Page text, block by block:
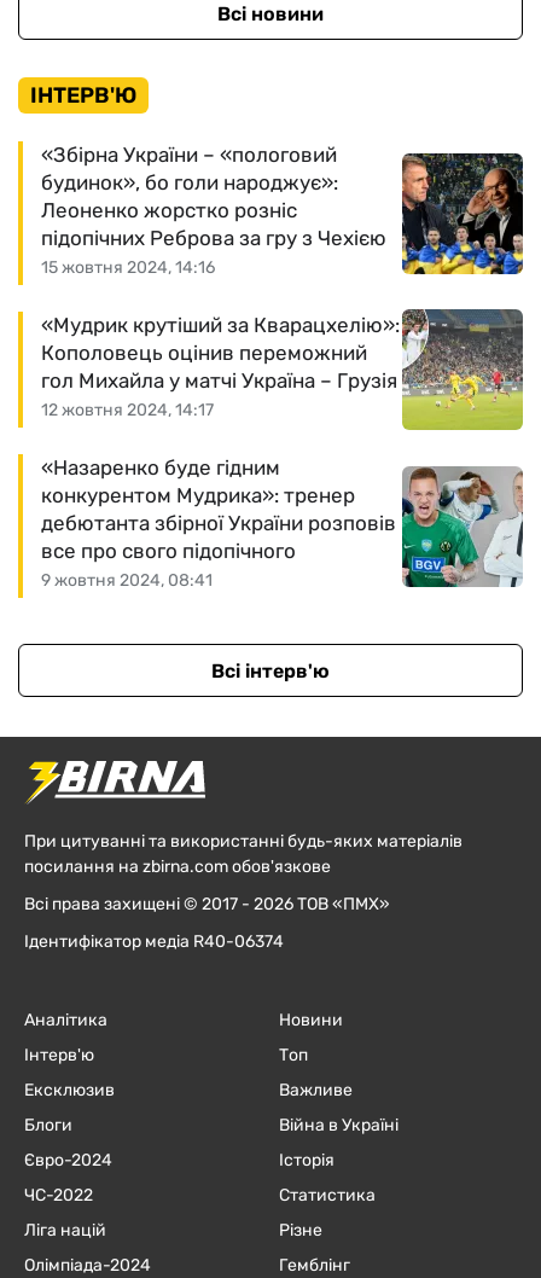
Всі новини
ІНТЕРВ'Ю
15 жовтня 2024, 14:16
«Збірна України – «пологовий
будинок», бо голи народжує»:
Леоненко жорстко розніс
підопічних Реброва за гру з Чехією
12 жовтня 2024, 14:17
«Мудрик крутіший за Кварацхелію»:
Кополовець оцінив переможний
гол Михайла у матчі Україна – Грузія
9 жовтня 2024, 08:41
«Назаренко буде гідним
конкурентом Мудрика»: тренер
дебютанта збірної України розповів
все про свого підопічного
Всі інтерв'ю
При цитуванні та використанні будь-яких матеріалів
посилання на zbirna.com обов'язкове
Всі права захищені © 2017 - 2026 ТОВ «ПМХ»
Ідентифікатор медіа R40-06374
Аналітика
Інтерв'ю
Ексклюзив
Блоги
Євро-2024
ЧC-2022
Ліга націй
Олімпіада-2024
Новини
Топ
Важливе
Війна в Україні
Історія
Статистика
Різне
Гемблінг